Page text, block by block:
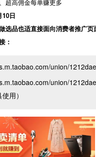
超高佣金每单赚更多
日
选品也适直接面向消费者推广页
：
union/
union/
用）